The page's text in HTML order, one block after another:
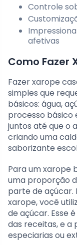
Controle
afetivas
Como Fazer
Fazer xarope
simples que
básicos: água,
processo básico
juntos até que o
criando uma
saborizante
Para um xarope
uma proporção
parte de açúcar.
xarope, você
de açúcar. Esse
das receitas, e a
especiarias ou